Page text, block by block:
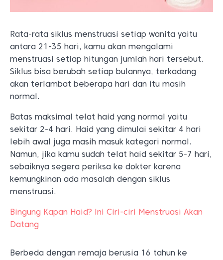
Rata-rata siklus menstruasi setiap wanita yaitu
antara 21-35 hari, kamu akan mengalami
menstruasi setiap hitungan jumlah hari tersebut.
Siklus bisa berubah setiap bulannya, terkadang
akan terlambat beberapa hari dan itu masih
normal.
Batas maksimal telat haid yang normal yaitu
sekitar 2-4 hari. Haid yang dimulai sekitar 4 hari
lebih awal juga masih masuk kategori normal.
Namun, jika kamu sudah telat haid sekitar 5-7 hari,
sebaiknya segera periksa ke dokter karena
kemungkinan ada masalah dengan siklus
menstruasi.
Bingung Kapan Haid? Ini Ciri-ciri Menstruasi Akan
Datang
Berbeda dengan remaja berusia 16 tahun ke